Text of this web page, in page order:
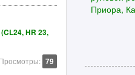
HR 23,
Просмотры: 79